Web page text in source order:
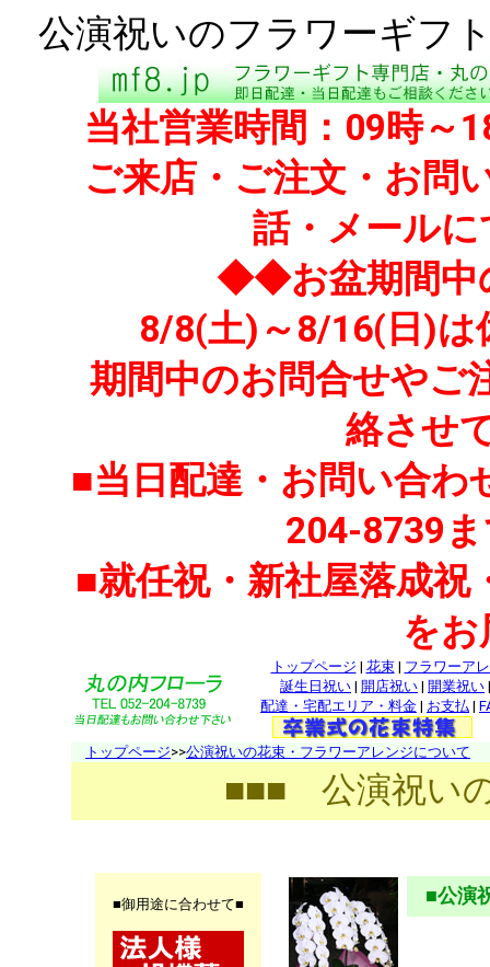
公演祝いのフラワーギフ
当社営業時間：09時
ご来店・ご注文・お問
話・メール
◆◆お盆期間中
8/8(土)～8/16(日)は
期間中のお問合せやご
絡させ
■当日配達・お問い合わ
204-8739
■就任祝・新社屋落成祝
を
トップページ | 花束| フラワーア
誕生日祝い | 開店祝い | 開業祝い
配達・宅配エリア・料金 | お支払 |
トップページ>>公演祝いの花束・フラワーアレンジについて
■■■ 公演祝い
■御用途に合わせて■ ■公演